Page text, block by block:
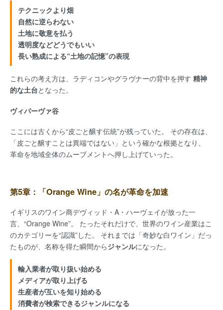
テクニックより畑
自然に逆らわない
土地に敬意を払う
透明度などどうでもいい
長い熟成による“土地の記憶”の表現
これらの考え方は、ラディコンやグラヴナーの背中を押す 精神
的な土台となった。
ヴィパーヴァ谷
ここには古くから“皮ごと醸す伝統”が残っていた。 その存在は、
「皮ごと醸すことは異端ではない」という確かな根拠となり、
革命を地域全体のムーブメントへ押し上げていった。
第5章：「Orange Wine」の名が革命を加速
イギリスのワイン商デヴィッド・A・ハーヴェイが放った一
言、“Orange Wine”。 たったそれだけで、世界のワイン産業はこ
のカテゴリーを“認識”した。 それまでは「奇妙な白ワイン」だっ
たものが、名称を得た瞬間からジャンルになった。
輸入業者が取り扱い始める
メディアが取り上げる
生産者が互いを知り始める
消費者が検索できるジャンルになる